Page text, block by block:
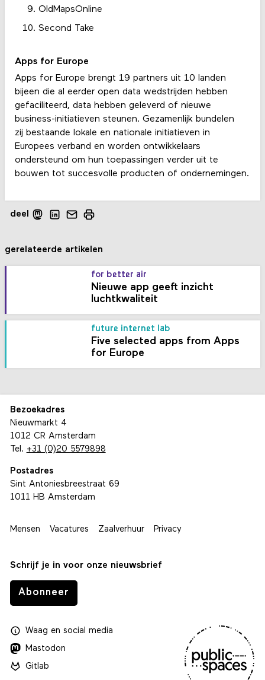
OldMapsOnline
Second Take
Apps for Europe
Apps for Europe brengt 19 partners uit 10 landen
bijeen die al eerder open data wedstrijden hebben
gefaciliteerd, data hebben geleverd of nieuwe
business-initiatieven steunen. Gezamenlijk bundelen
zij bestaande lokale en nationale initiatieven in
Europees verband en worden ontwikkelaars
ondersteund om hun toepassingen verder uit te
bouwen tot succesvolle producten of ondernemingen.
deel
gerelateerde artikelen
for better air
Nieuwe app geeft inzicht
luchtkwaliteit
future internet lab
Five selected apps from Apps
for Europe
Bezoekadres
Nieuwmarkt 4
1012 CR Amsterdam
Tel. +31 (0)20 5579898
Postadres
Sint Antoniesbreestraat 69
1011 HB Amsterdam
Mensen Vacatures Zaalverhuur Privacy
Schrijf je in voor onze nieuwsbrief
Abonneer
Waagen social media
Mastodon
Gitlab